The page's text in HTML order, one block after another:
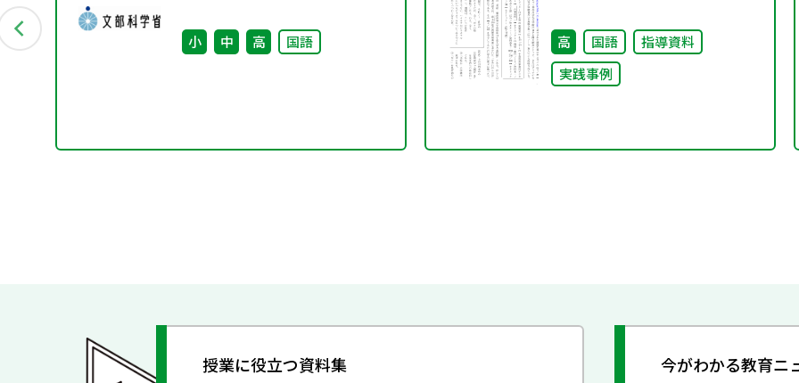
小 中 高 国語 高 国語
指導資料
実践事例
授業に役立つ資料集 今がわかる教育ニ